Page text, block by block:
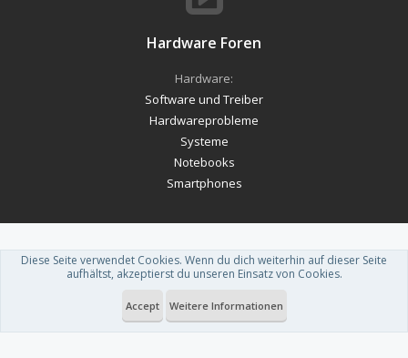
Hardware Foren
Hardware:
Software und Treiber
Hardwareprobleme
Systeme
Notebooks
Smartphones
Forum software by XenForo™-Deutsch von xenDach
Theme designed by ThemeHouse.
Diese Seite verwendet Cookies. Wenn du dich weiterhin auf dieser Seite
aufhältst, akzeptierst du unseren Einsatz von Cookies.
Accept Weitere Informationen